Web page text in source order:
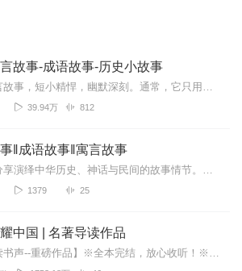
故事-成语故事-历史小故事
中国寓言故事，短小精悍，幽默深刻。通常，它只用寥寥数语便勾画出一幅情节生动的画面，中国古人的人生智慧也便在这幅画面上得以鲜明呈现。通过了解《中国寓言故事》，将受...
39.94万 812
‖成语故事‖寓言故事
收集并分享演绎中华历史、神话与民间的故事情节。本专辑为有声演播练习使用。侵删
1379 25
中国 | 名著导读作品
【人文读书声--重磅作品】※全本完结，放心收听！※八年级（上）语文教科书名著导读指定作品，同名有声书！※著名翻译家董乐山先生权威中文译本！※人民文学出版...